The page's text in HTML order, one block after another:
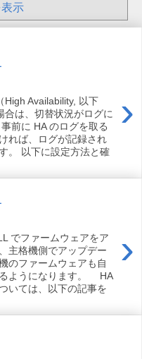
示
›
High Availability, 以下
合は、切替状況がログに
前に HA のログを取る
れば、ログが記録され
。 以下に設定方法と確
›
でファームウェアをア
主格機側でアップデー
のファームウェアも自
ようになります。 HA
いては、以下の記事を